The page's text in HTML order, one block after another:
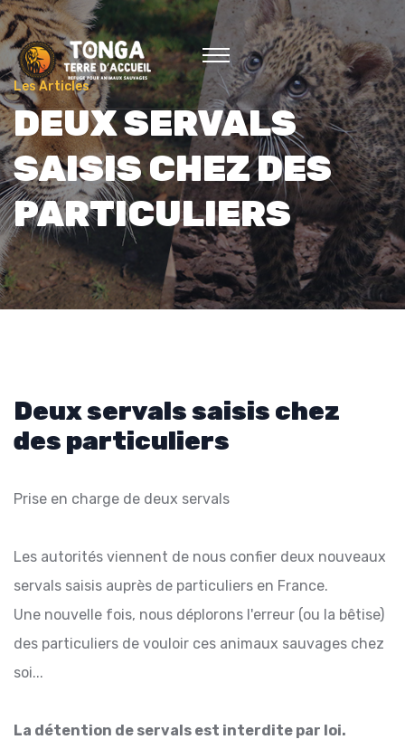
Les Articles
DEUX SERVALS
SAISIS CHEZ DES
PARTICULIERS
Deux servals saisis chez
des particuliers
Prise en charge de deux servals
Les autorités viennent de nous confier deux nouveaux
servals saisis auprès de particuliers en France.
Une nouvelle fois, nous déplorons l'erreur (ou la bêtise)
des particuliers de vouloir ces animaux sauvages chez
soi...
La détention de servals est interdite par loi.